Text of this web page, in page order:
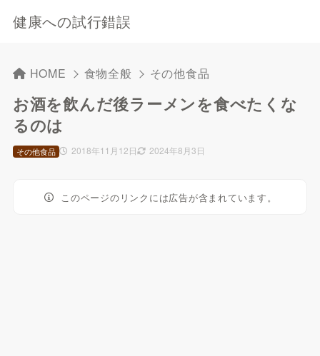
健康への試行錯誤
HOME 食物全般 その他食品
お酒を飲んだ後ラーメンを食べたくな
るのは
2018年11月12日 2024年8月3日
その他食品
このページのリンクには広告が含まれています。